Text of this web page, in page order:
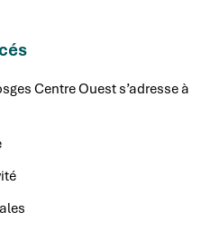
Centre Ouest s’adresse à